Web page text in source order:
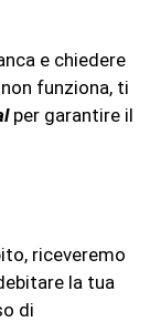
e chiedere
funziona, ti
per garantire il
riceveremo
la tua
di